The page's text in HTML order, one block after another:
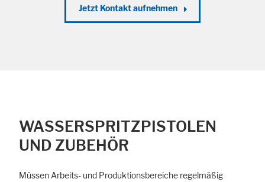
Jetzt Kontakt aufnehmen
WASSERSPRITZPISTOLEN
UND ZUBEHÖR
Müssen Arbeits- und Produktionsbereiche regelmäßig
Alle akzeptieren Speichern
Impressum Datenschutz